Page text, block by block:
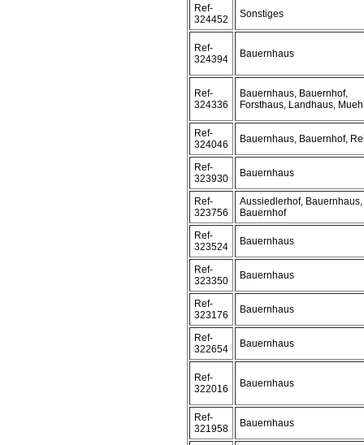
Ref-
324452
Sonstiges
Ref-
324394
Bauernhaus
Ref-
324336
Bauernhaus, Bauernhof,
Forsthaus, Landhaus,
Ref-
324046
Bauernhaus, Bauernhof,
Ref-
323930
Bauernhaus
Ref-
323756
Aussiedlerhof, Bauernhaus,
Bauernhof
Ref-
323524
Bauernhaus
Ref-
323350
Bauernhaus
Ref-
323176
Bauernhaus
Ref-
322654
Bauernhaus
Ref-
322016
Bauernhaus
Ref-
321958
Bauernhaus